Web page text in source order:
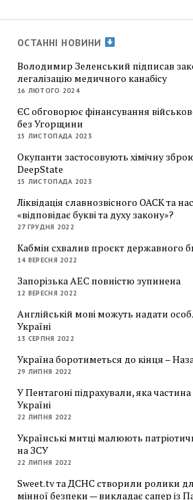
ОСТАННІ НОВИНИ
Володимир Зеленський підписав
легалізацію медичного канабісу
16 ЛЮТОГО 2024
ЄС обговорює фінансування
без Угорщини
15 ЛИСТОПАДА 2023
Окупанти застосовують хімічну
DeepState
15 ЛИСТОПАДА 2023
Ліквідація славнозвісного ОАСК та
«відповідає букві та духу закону»?
27 ГРУДНЯ 2022
Кабмін схвалив проєкт державного
14 ВЕРЕСНЯ 2022
Запорізька АЕС повністю зупинена
12 ВЕРЕСНЯ 2022
Англійській мові можуть надати
Україні
13 СЕРПНЯ 2022
Україна боротиметься до кінця –
29 ЛИПНЯ 2022
У Пентагоні підрахували, яка
Україні
22 ЛИПНЯ 2022
Українські митці малюють
на ЗСУ
22 ЛИПНЯ 2022
Sweet.tv та ДСНС створили ролики
мінної безпеки — викладає сапер із